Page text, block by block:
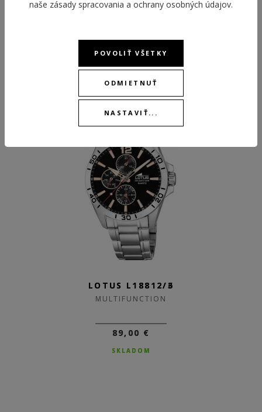
ODPORÚČANÉ PRODUKTY
LOTUS L18812/6
MULTIFUNCTION
89,00 €
SKLADOM
LOTUS L18812/3
MULTIFUNCTION
89,00 €
SKLADOM
naše zásady spracovania a ochrany osobných údajov.
POVOLIŤ VŠETKY
ODMIETNUŤ
NASTAVIŤ...